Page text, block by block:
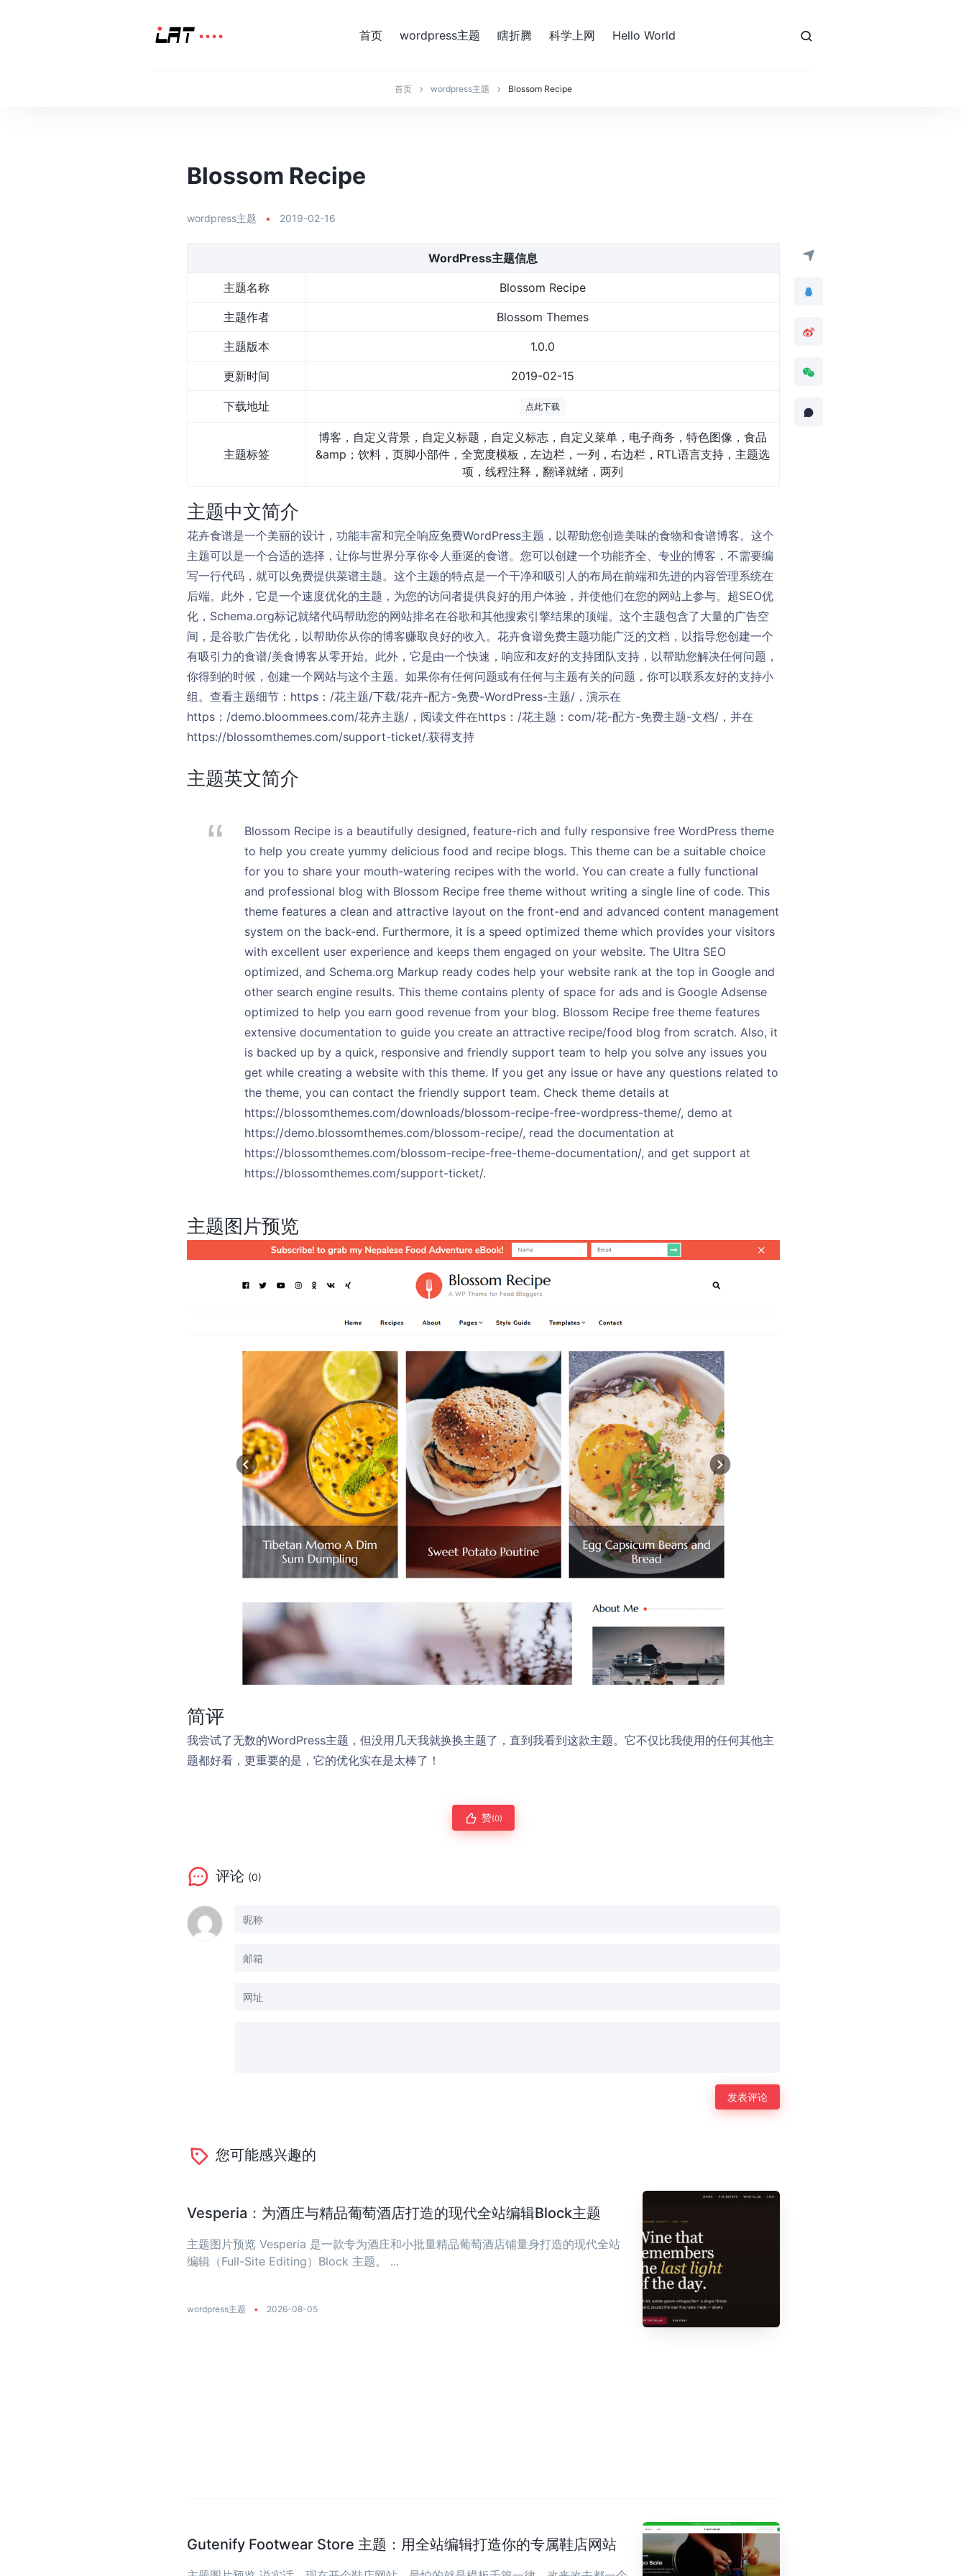
首页 wordpress主题 瞎折腾 科学上网 Hello World
首页 wordpress主题 Blossom Recipe
Blossom Recipe
wordpress主题 • 2019-02-16
WordPress主题信息
主题名称 Blossom Recipe
主题作者 Blossom Themes
主题版本 1.0.0
更新时间 2019-02-15
下载地址 点此下载
主题标签
博客，自定义背景，自定义标题，自定义标志，自定义菜单，电子商务，特色图像，食品
&amp；饮料，页脚小部件，全宽度模板，左边栏，一列，右边栏，RTL语言支持，主题选
项，线程注释，翻译就绪，两列
主题中文简介
花卉食谱是一个美丽的设计，功能丰富和完全响应免费WordPress主题，以帮助您创造美味的食物和食谱博客。这个
主题可以是一个合适的选择，让你与世界分享你令人垂涎的食谱。您可以创建一个功能齐全、专业的博客，不需要编
写一行代码，就可以免费提供菜谱主题。这个主题的特点是一个干净和吸引人的布局在前端和先进的内容管理系统在
后端。此外，它是一个速度优化的主题，为您的访问者提供良好的用户体验，并使他们在您的网站上参与。超SEO优
化，Schema.org标记就绪代码帮助您的网站排名在谷歌和其他搜索引擎结果的顶端。这个主题包含了大量的广告空
间，是谷歌广告优化，以帮助你从你的博客赚取良好的收入。花卉食谱免费主题功能广泛的文档，以指导您创建一个
有吸引力的食谱/美食博客从零开始。此外，它是由一个快速，响应和友好的支持团队支持，以帮助您解决任何问题，
你得到的时候，创建一个网站与这个主题。如果你有任何问题或有任何与主题有关的问题，你可以联系友好的支持小
组。查看主题细节：https：/花主题/下载/花卉-配方-免费-WordPress-主题/，演示在
https：/demo.bloommees.com/花卉主题/，阅读文件在https：/花主题：com/花-配方-免费主题-文档/，并在
https://blossomthemes.com/support-ticket/.获得支持
主题英文简介
Blossom Recipe is a beautifully designed, feature-rich and fully responsive free WordPress theme
to help you create yummy delicious food and recipe blogs. This theme can be a suitable choice
for you to share your mouth-watering recipes with the world. You can create a fully functional
and professional blog with Blossom Recipe free theme without writing a single line of code. This
theme features a clean and attractive layout on the front-end and advanced content management
system on the back-end. Furthermore, it is a speed optimized theme which provides your visitors
with excellent user experience and keeps them engaged on your website. The Ultra SEO
optimized, and Schema.org Markup ready codes help your website rank at the top in Google and
other search engine results. This theme contains plenty of space for ads and is Google Adsense
optimized to help you earn good revenue from your blog. Blossom Recipe free theme features
extensive documentation to guide you create an attractive recipe/food blog from scratch. Also, it
is backed up by a quick, responsive and friendly support team to help you solve any issues you
get while creating a website with this theme. If you get any issue or have any questions related to
the theme, you can contact the friendly support team. Check theme details at
https://blossomthemes.com/downloads/blossom-recipe-free-wordpress-theme/, demo at
https://demo.blossomthemes.com/blossom-recipe/, read the documentation at
https://blossomthemes.com/blossom-recipe-free-theme-documentation/, and get support at
https://blossomthemes.com/support-ticket/.
主题图片预览
简评
我尝试了无数的WordPress主题，但没用几天我就换换主题了，直到我看到这款主题。它不仅比我使用的任何其他主
题都好看，更重要的是，它的优化实在是太棒了！
赞(0)
评论 (0)
您可能感兴趣的
Vesperia：为酒庄与精品葡萄酒店打造的现代全站编辑Block主题
主题图片预览 Vesperia 是一款专为酒庄和小批量精品葡萄酒店铺量身打造的现代全站
编辑（Full-Site Editing）Block 主题。 ...
wordpress主题 • 2026-08-05
Gutenify Footwear Store 主题：用全站编辑打造你的专属鞋店网站